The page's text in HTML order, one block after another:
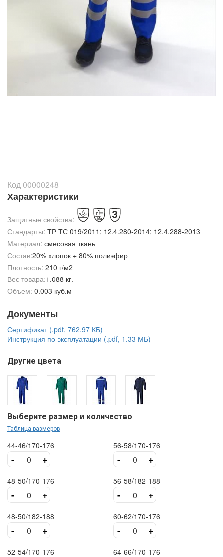
Код 00000248
Характеристики
Защитные свойства:
Стандарты: ТР ТС 019/2011; 12.4.280-2014; 12.4.288-2013
Материал: смесовая ткань
Состав:20% хлопок + 80% полиэфир
Плотность: 210 г/м2
Вес товара:1.088 кг.
Объем: 0.003 куб.м
Документы
Сертификат (.pdf, 762.97 КБ)
Инструкция по эксплуатации (.pdf, 1.33 МБ)
Другие цвета
Выберите размер и количество
Таблица размеров
44-46/170-176
- +
48-50/170-176
- +
48-50/182-188
- +
52-54/170-176
56-58/170-176
- +
56-58/182-188
- +
60-62/170-176
- +
64-66/170-176